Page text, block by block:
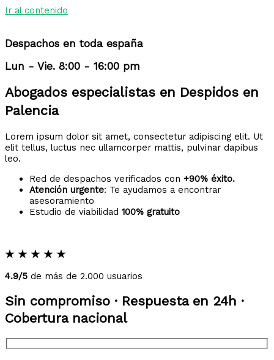
Ir al contenido
Despachos en toda españa
Lun - Vie. 8:00 - 16:00 pm
Abogados especialistas en Despidos en
Palencia
Lorem ipsum dolor sit amet, consectetur adipiscing elit. Ut
elit tellus, luctus nec ullamcorper mattis, pulvinar dapibus
leo.
Red de despachos verificados con +90% éxito.
Atención urgente: Te ayudamos a encontrar
asesoramiento
Estudio de viabilidad 100% gratuito
★ ★ ★ ★ ★
4.9/5 de más de 2.000 usuarios
Sin compromiso · Respuesta en 24h ·
Cobertura nacional